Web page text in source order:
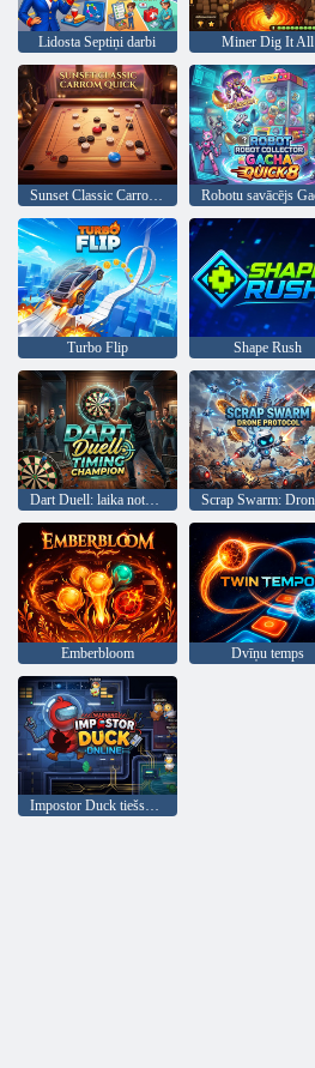
Lidosta Septiņi darbi Miner Dig It All
Turbo Flip Shape Rush
Dart Duell: laika noteikšanas čempions
Emberbloom Dvīņu temps
Impostor Duck tiešsaistē